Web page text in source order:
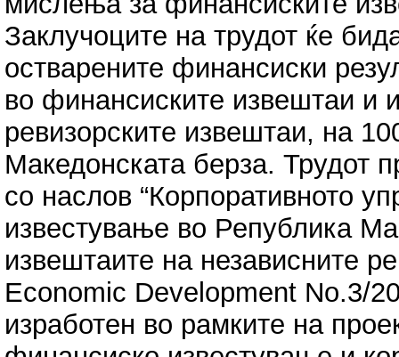
Заклучоците на трудот ќе
остварените финансиски
во финансиските извештаи и
ревизорските извештаи, на
Македонската берза. Трудот
со наслов “Корпоративното
известување во Република
извештаите на независните
Economic Development No.3/
изработен во рамките на